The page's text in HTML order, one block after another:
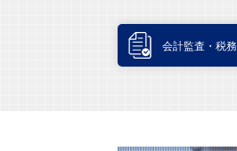
会計監査・税務